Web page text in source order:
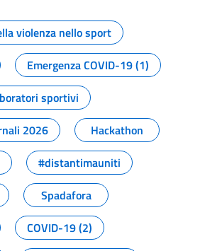
della pagina
violenza nello sport
Emergenza COVID-19 (1)
sportivi
2026
Hackathon
#distantimauniti
Spadafora
COVID-19 (2)